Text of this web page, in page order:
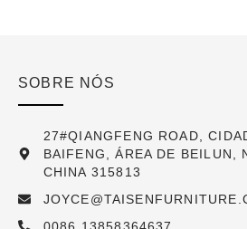
SOBRE NÓS
27#QIANGFENG ROAD,
BAIFENG, ÁREA DE BEILUN,
CHINA 315813